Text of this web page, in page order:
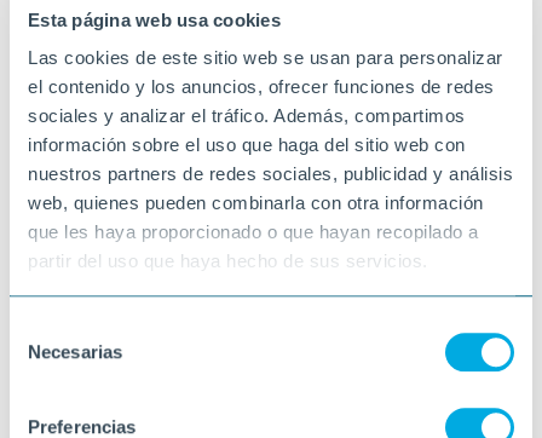
Esta página web usa cookies
Las cookies de este sitio web se usan para personalizar
el contenido y los anuncios, ofrecer funciones de redes
sociales y analizar el tráfico. Además, compartimos
información sobre el uso que haga del sitio web con
nuestros partners de redes sociales, publicidad y análisis
web, quienes pueden combinarla con otra información
que les haya proporcionado o que hayan recopilado a
partir del uso que haya hecho de sus servicios.
Necesarias
Preferencias